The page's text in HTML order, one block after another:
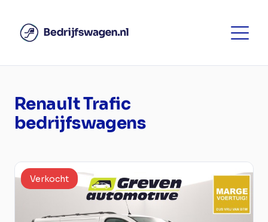
Renault Trafic
bedrijfswagens
Verkocht